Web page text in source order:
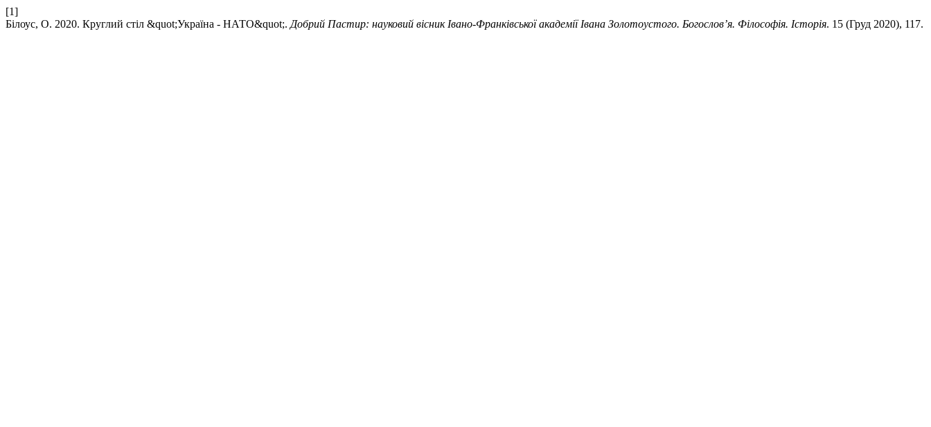
[1]
Білоус, О. 2020. Круглий стіл &quot;Україна - НАТО&quot;. Добрий Пастир: науковий вісник Івано-Франківської академії Івана Золотоустого. Богослов’я. Філософія. Історія. 15 (Груд 2020), 117.